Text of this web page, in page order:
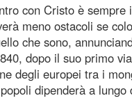
con Cristo è
meno ostacoli se
che sono,
dopo il suo primo
degli europei tra i
dipenderà a